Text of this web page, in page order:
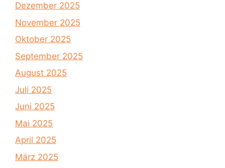
Dezember 2025
November 2025
Oktober 2025
September 2025
August 2025
Juli 2025
Juni 2025
Mai 2025
April 2025
März 2025